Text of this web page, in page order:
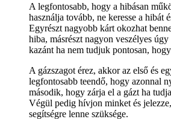
A legfontosabb, hogy a hibásan
használja tovább, ne keresse a hibát
Egyrészt nagyobb kárt okozhat
hiba, másrészt nagyon veszélyes
kazánt ha nem tudjuk pontosan,
A gázszagot érez, akkor az első és
legfontosabb teendő, hogy azonnal
második, hogy zárja el a gázt ha
Végül pedig hívjon minket és
segítségre lenne szüksége.